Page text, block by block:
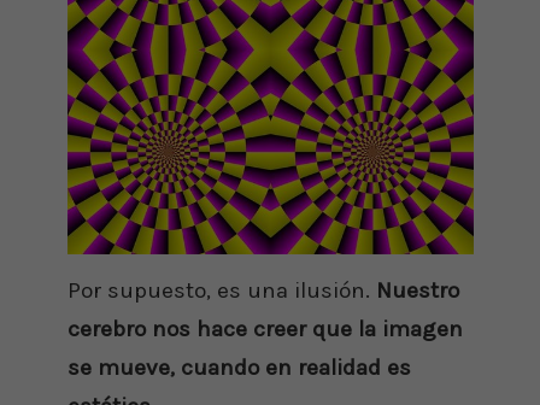
Por supuesto, es una ilusión. Nuestro
cerebro nos hace creer que la imagen
se mueve, cuando en realidad es